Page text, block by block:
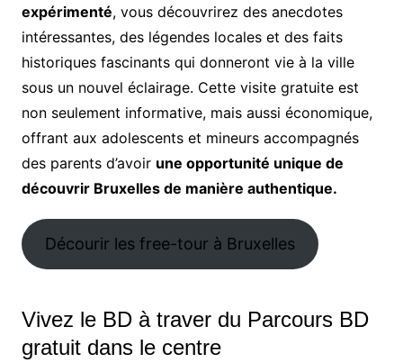
expérimenté, vous découvrirez des anecdotes
intéressantes, des légendes locales et des faits
historiques fascinants qui donneront vie à la ville
sous un nouvel éclairage. Cette visite gratuite est
non seulement informative, mais aussi économique,
offrant aux adolescents et mineurs accompagnés
des parents d’avoir une opportunité unique de
découvrir Bruxelles de manière authentique.
Décourir les free-tour à Bruxelles
Vivez le BD à traver du Parcours BD
gratuit dans le centre